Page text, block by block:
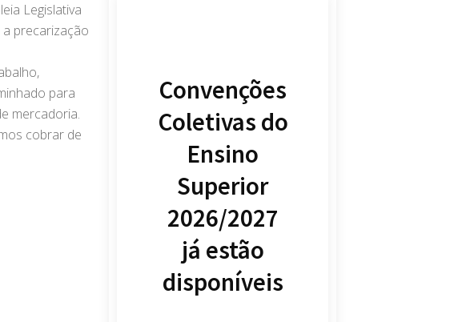
Legislativa
precarização
para
mercadoria.
cobrar de
Convenções
Coletivas do
Ensino
Superior
2026/2027
já estão
disponíveis